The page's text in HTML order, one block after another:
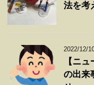
法を考
2022/12/
【ニ
の出来